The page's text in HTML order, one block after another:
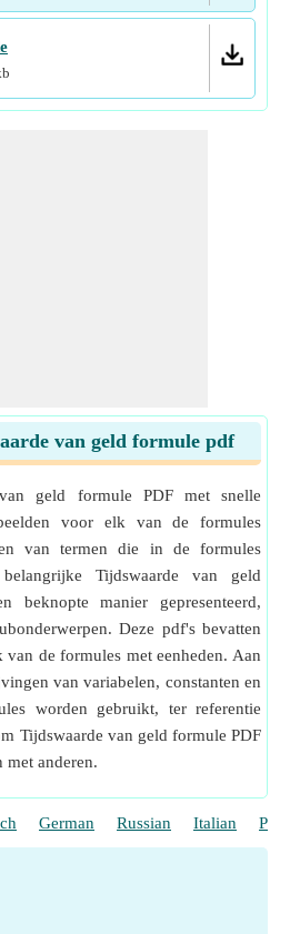
van geld formule pdf
geld formule PDF met snelle
voor elk van de formules
van termen die in de formules
Tijdswaarde van geld
beknopte manier gepresenteerd,
Deze pdf's bevatten
de formules met eenheden. Aan
van variabelen, constanten en
worden gebruikt, ter referentie
Tijdswaarde van geld formule PDF
met anderen.
German Russian Italian